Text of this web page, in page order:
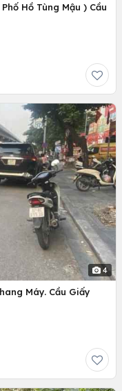
Hồ Tùng Mậu ) Cầu
4
Máy. Cầu Giấy